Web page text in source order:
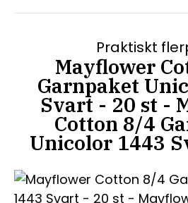
Praktiskt
Mayflower
Garnpaket
Svart - 20 st -
Cotton 8/4
Unicolor 1443